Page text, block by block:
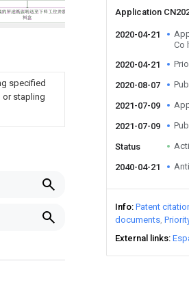
specified
or stapling
Application
2020-04-21
Co
2020-04-21
2020-08-07
2021-07-09
2021-07-09
Status
2040-04-21
Info Patent
documents
External links